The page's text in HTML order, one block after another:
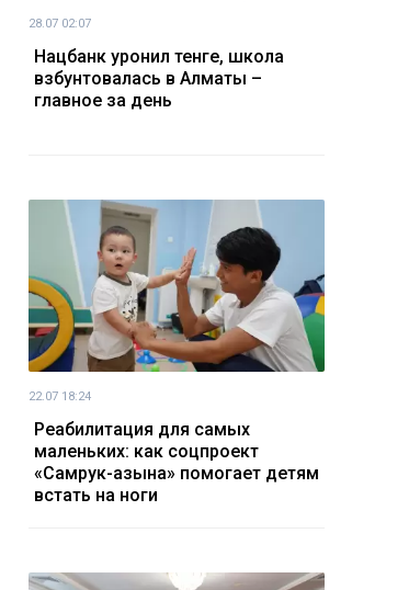
28.07 02:07
Нацбанк уронил тенге, школа
взбунтовалась в Алматы –
главное за день
22.07 18:24
Реабилитация для самых
маленьких: как соцпроект
«Самрук-Қазына» помогает детям
встать на ноги